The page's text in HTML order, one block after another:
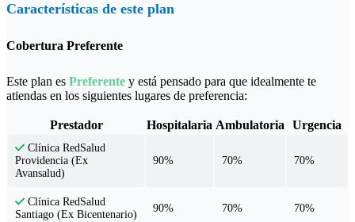
Características de este plan
Cobertura Preferente
Este plan es Preferente y está pensado para que idealmente te
atiendas en los siguientes lugares de preferencia:
Prestador Hospitalaria Ambulatoria Urgencia
Clínica RedSalud
Providencia (Ex
Avansalud)
90% 70% 70%
Clínica RedSalud
Santiago (Ex Bicentenario)
90% 70% 70%